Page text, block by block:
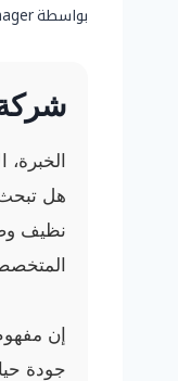
بواسطة
شركة
الخبرة،
هل
نظيف
إن
جودة